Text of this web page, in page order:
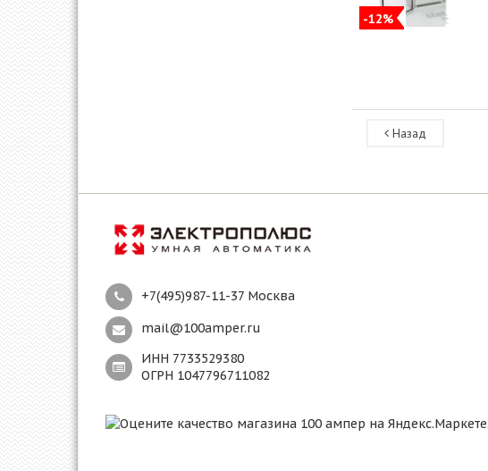
-12%
Назад
+7(495)987-11-37 Москва
mail@100amper.ru
ИНН 7733529380
ОГРН 1047796711082